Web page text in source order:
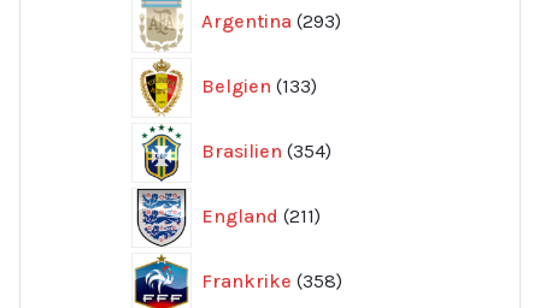
Argentina 293
produkter
Belgien 133
produkter
Brasilien 354
produkter
England 211
produkter
Frankrike 358
produkter